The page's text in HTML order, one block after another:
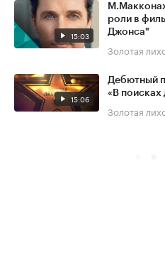
15:03
роли в
Джонса"
Золотая
15:06
Дебютный
«В поисках
Золотая